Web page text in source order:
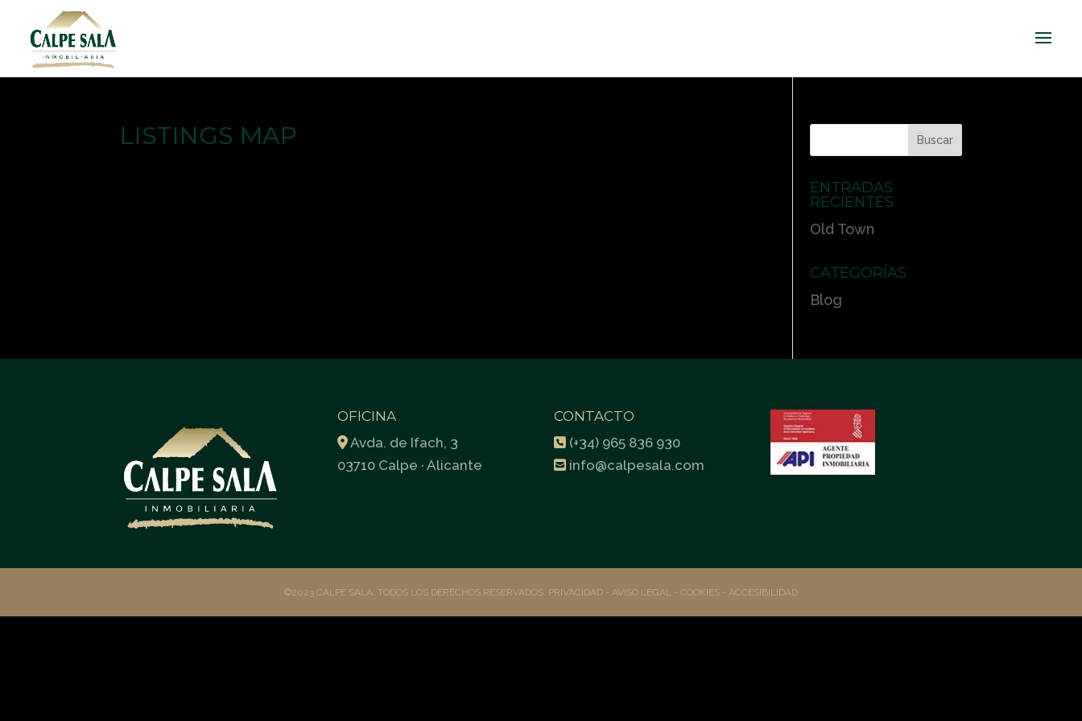
LISTINGS MAP
ENTRADAS
RECIENTES
Old Town
CATEGORÍAS
Blog
OFICINA
Avda. de Ifach, 3
03710 Calpe · Alicante
CONTACTO
(+34) 965 836 930
info@calpesala.com
©2023 CALPE SALA. TODOS LOS DERECHOS RESERVADOS. PRIVACIDAD - AVISO LEGAL - COOKIES - ACCESIBILIDAD